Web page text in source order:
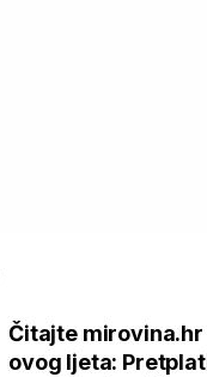
Čitajte mirovina.hr
ovog ljeta: